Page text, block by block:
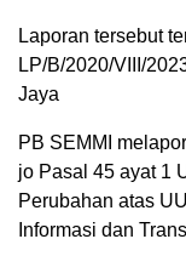
Laporan tersebut
LP/B/2020/VIII/
Jaya
PB SEMMI
jo Pasal 45 ayat 1
Perubahan atas
Informasi dan